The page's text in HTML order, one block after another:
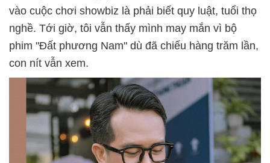
vào cuộc chơi showbiz là phải biết quy luật, tuổi thọ
nghề. Tới giờ, tôi vẫn thấy mình may mắn vì bộ
phim "Đất phương Nam" dù đã chiếu hàng trăm lần,
con nít vẫn xem.